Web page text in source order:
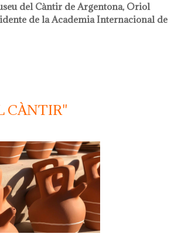
del Càntir de Argentona, Oriol
de la Academia Internacional de
oriol calvo nuevo presidente de la
internacional de cerámica
CÀNTIR"